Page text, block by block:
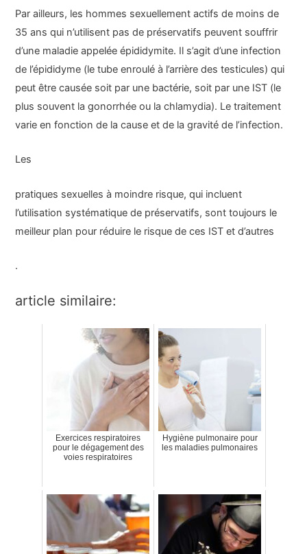
Par ailleurs, les hommes sexuellement actifs de moins de
35 ans qui n’utilisent pas de préservatifs peuvent souffrir
d’une maladie appelée épididymite. Il s’agit d’une infection
de l’épididyme (le tube enroulé à l’arrière des testicules) qui
peut être causée soit par une bactérie, soit par une IST (le
plus souvent la gonorrhée ou la chlamydia). Le traitement
varie en fonction de la cause et de la gravité de l’infection.
Les
pratiques sexuelles à moindre risque, qui incluent
l’utilisation systématique de préservatifs, sont toujours le
meilleur plan pour réduire le risque de ces IST et d’autres
.
article similaire:
Exercices respiratoires
pour le dégagement des
voies respiratoires
Hygiène pulmonaire pour
les maladies pulmonaires